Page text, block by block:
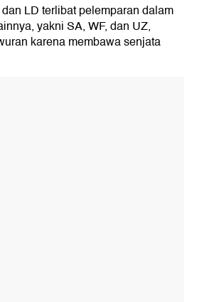
LD terlibat pelemparan dalam
yakni SA, WF, dan UZ,
karena membawa senjata